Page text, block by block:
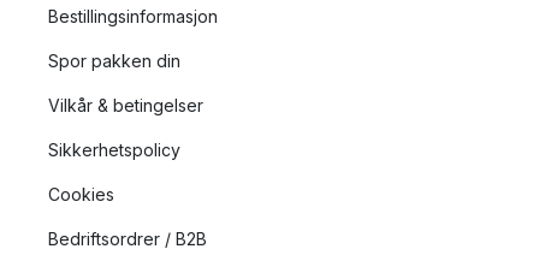
Bestillingsinformasjon
Spor pakken din
Vilkår & betingelser
Sikkerhetspolicy
Cookies
Bedriftsordrer / B2B